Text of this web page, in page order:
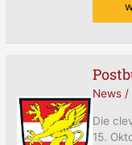
News/
Die
15.